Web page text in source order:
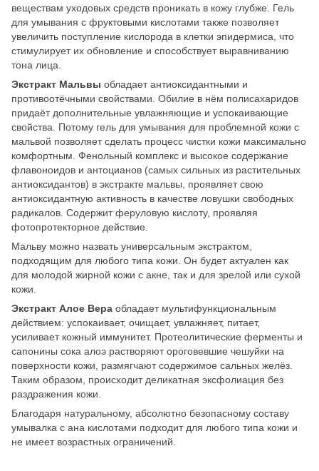
веществам уходовых средств проникать в кожу глубже. Гель
для умывания с фруктовыми кислотами также позволяет
увеличить поступление кислорода в клетки эпидермиса, что
стимулирует их обновление и способствует выравниванию
тона лица.
Экстракт Мальвы обладает антиоксидантными и
противоотёчными свойствами. Обилие в нём полисахаридов
придаёт дополнительные увлажняющие и успокаивающие
свойства. Потому гель для умывания для проблемной кожи с
мальвой позволяет сделать процесс чистки кожи максимально
комфортным. Фенольный комплекс и высокое содержание
флавоноидов и антоцианов (самых сильных из растительных
антиоксидантов) в экстракте мальвы, проявляет свою
антиоксидантную активность в качестве ловушки свободных
радикалов. Содержит феруловую кислоту, проявляя
фотопротекторное действие.
Мальву можно назвать универсальным экстрактом,
подходящим для любого типа кожи. Он будет актуален как
для молодой жирной кожи с акне, так и для зрелой или сухой
кожи.
Экстракт Алое Вера обладает мультифункциональным
действием: успокаивает, очищает, увлажняет, питает,
усиливает кожный иммунитет. Протеолитические ферменты и
сапонины сока алоэ растворяют ороговевшие чешуйки на
поверхности кожи, размягчают содержимое сальных желёз.
Таким образом, происходит деликатная эксфолиация без
раздражения кожи.
Благодаря натуральному, абсолютно безопасному составу
умывалка с ана кислотами подходит для любого типа кожи и
не имеет возрастных ограничений.